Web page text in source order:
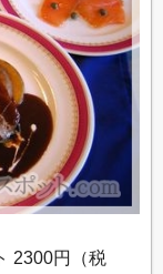
2300円（税